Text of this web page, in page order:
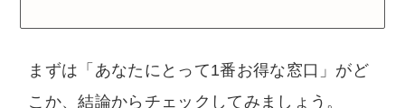
まずは「あなたにとって1番お得な窓口」がど
こか、結論からチェックしてみましょう。